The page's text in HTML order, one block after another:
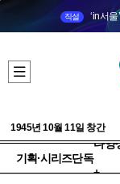
직설 ‘in서
1945년 10월 11일 창간
기획·시리즈단독
다양
+